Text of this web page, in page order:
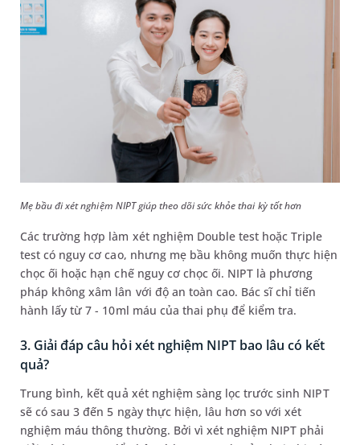
Mẹ bầu đi xét nghiệm NIPT giúp theo dõi sức khỏe thai kỳ tốt hơn
Các trường hợp làm xét nghiệm Double test hoặc Triple
test có nguy cơ cao, nhưng mẹ bầu không muốn thực hiện
chọc ối hoặc hạn chế nguy cơ chọc ối. NIPT là phương
pháp không xâm lân với độ an toàn cao. Bác sĩ chỉ tiến
hành lấy từ 7 - 10ml máu của thai phụ để kiểm tra.
3. Giải đáp câu hỏi xét nghiệm NIPT bao lâu có kết
quả?
Trung bình, kết quả xét nghiệm sàng lọc trước sinh NIPT
sẽ có sau 3 đến 5 ngày thực hiện, lâu hơn so với xét
nghiệm máu thông thường. Bởi vì xét nghiệm NIPT phải